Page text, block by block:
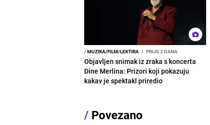
/MUZIKA/FILM/LEKTIRA I PRIJE 2 DANA
Objavljen snimak iz zraka s koncerta
Dine Merlina: Prizori koji pokazuju
kakav je spektakl priredio
/ Povezano